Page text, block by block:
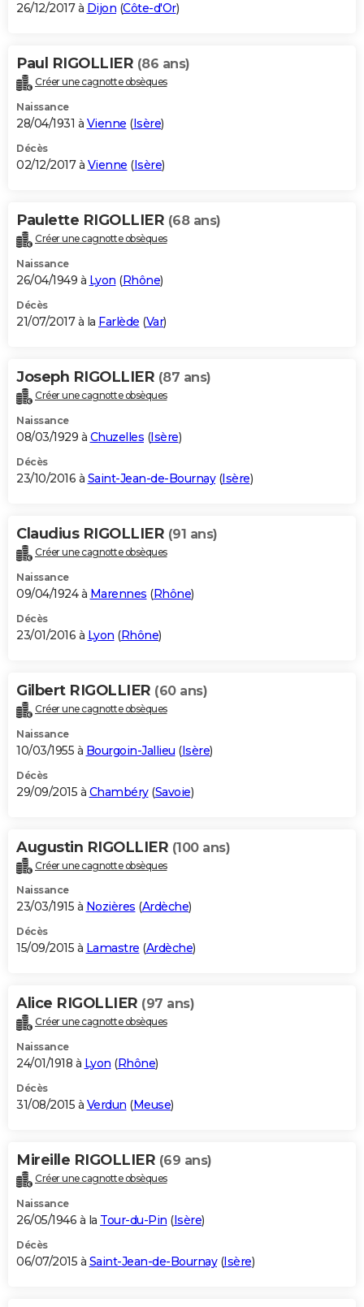
26/12/2017 à Dijon (Côte-d'Or)
Paul RIGOLLIER (86 ans)
Créer une cagnotte obsèques
Naissance
28/04/1931 à Vienne (Isère)
Décès
02/12/2017 à Vienne (Isère)
Paulette RIGOLLIER (68 ans)
Créer une cagnotte obsèques
Naissance
26/04/1949 à Lyon (Rhône)
Décès
21/07/2017 à la Farlède (Var)
Joseph RIGOLLIER (87 ans)
Créer une cagnotte obsèques
Naissance
08/03/1929 à Chuzelles (Isère)
Décès
23/10/2016 à Saint-Jean-de-Bournay(Isère)
Claudius RIGOLLIER (91 ans)
Créer une cagnotte obsèques
Naissance
09/04/1924 à Marennes (Rhône)
Décès
23/01/2016 à Lyon (Rhône)
Gilbert RIGOLLIER (60 ans)
Créer une cagnotte obsèques
Naissance
10/03/1955 à Bourgoin-Jallieu (Isère)
Décès
29/09/2015 à Chambéry(Savoie)
Augustin RIGOLLIER (100 ans)
Créer une cagnotte obsèques
Naissance
23/03/1915 à Nozières (Ardèche)
Décès
15/09/2015 à Lamastre (Ardèche)
Alice RIGOLLIER (97 ans)
Créer une cagnotte obsèques
Naissance
24/01/1918 à Lyon (Rhône)
Décès
31/08/2015 à Verdun (Meuse)
Mireille RIGOLLIER (69 ans)
Créer une cagnotte obsèques
Naissance
26/05/1946 à la Tour-du-Pin (Isère)
Décès
06/07/2015 à Saint-Jean-de-Bournay(Isère)